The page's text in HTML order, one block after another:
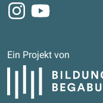
Instagram
Youtube
Ein Projekt von
Bildung und Begabung